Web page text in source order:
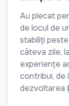
Au plecat
de locul de
stabiliți
câteva zile,
experiențe
contribui, de
dezvoltarea